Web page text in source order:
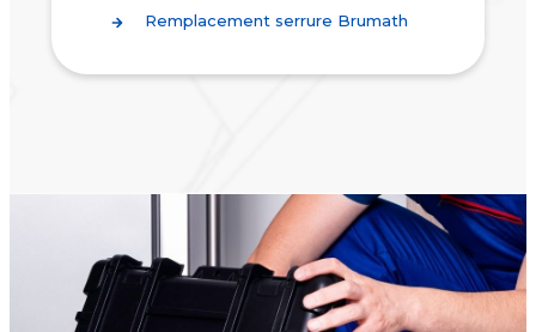
Remplacement serrure Brumath